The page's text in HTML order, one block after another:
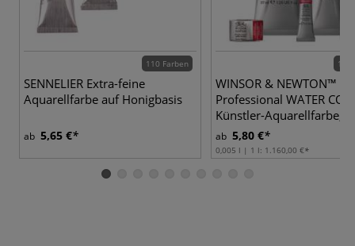
110 Farben
SENNELIER Extra-feine
Aquarellfarbe auf Honigbasis
ab 5,65 €
115
WINSOR & NEWTON™
Professional WATER
Künstler-Aquarellfarbe,
ab 5,80 €
0,005 l | 1 l: 1.160,00 €